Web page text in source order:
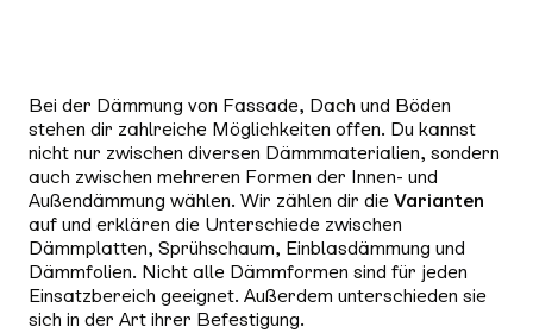
Bei der Dämmung von Fassade, Dach und Böden
stehen dir zahlreiche Möglichkeiten offen. Du kannst
nicht nur zwischen diversen Dämmmaterialien, sondern
auch zwischen mehreren Formen der Innen- und
Außendämmung wählen. Wir zählen dir die Varianten
auf und erklären die Unterschiede zwischen
Dämmplatten, Sprühschaum, Einblasdämmung und
Dämmfolien. Nicht alle Dämmformen sind für jeden
Einsatzbereich geeignet. Außerdem unterschieden sie
sich in der Art ihrer Befestigung.